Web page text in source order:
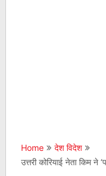
Home
देश विदेश
उत्तरी कोरियाई नेता किम ने